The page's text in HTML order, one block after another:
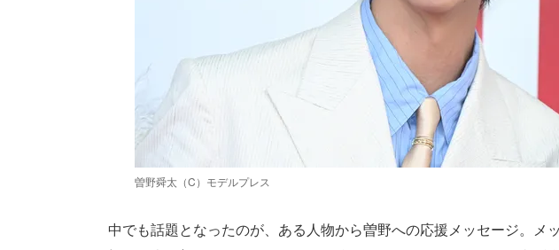
曽野舜太（C）モデルプレス
中でも話題となったのが、ある人物から曽野への応援メッセージ。メ